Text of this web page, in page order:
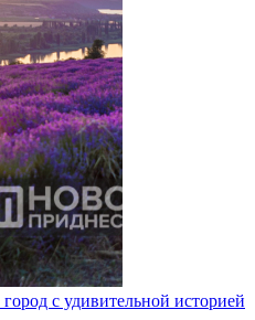
с удивительной историей